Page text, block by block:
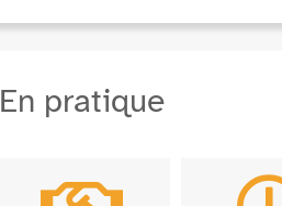
En pratique